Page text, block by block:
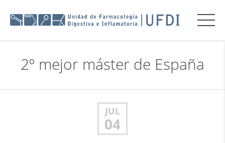
2º mejor máster de España
JUL
04